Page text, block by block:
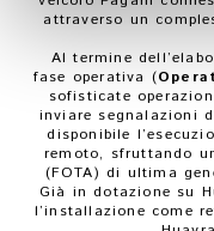
attraverso un
Al termine
fase operativa (
sofisticate
inviare segnalazioni
disponibile
remoto, sfruttando
(FOTA) di ultima
Già in dotazione su
l’installazione come